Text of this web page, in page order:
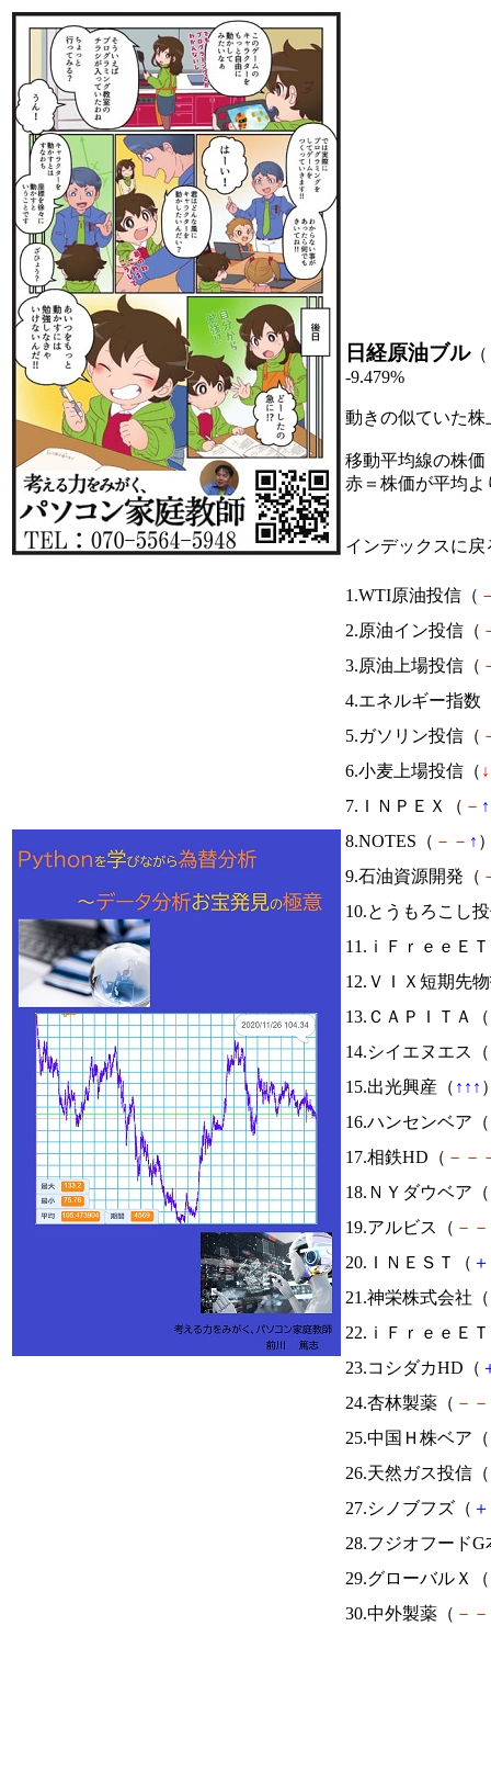
日経原油ブル（
-9.479%
動きの似ていた
移動平均線の株価
赤＝株価が平均
インデックスに戻
1.WTI原油投信（
2.原油イン投信（
3.原油上場投信（
4.エネルギー指数
5.ガソリン投信（
6.小麦上場投信（ ↓
7.ＩＮＰＥＸ（ － ↑
8.NOTES（ － － ↑
9.石油資源開発（
10.とうもろこし
11.ｉＦｒｅｅＥ
12.ＶＩＸ短期先
13.ＣＡＰＩＴＡ（
14.シイエヌエス（
15.出光興産（ ↑ ↑ ↑
16.ハンセンベア（
17.相鉄HD（ － －
18.ＮＹダウベア（
19.アルビス（ － －
20.ＩＮＥＳＴ（ ＋
21.神栄株式会社（
22.ｉＦｒｅｅＥ
23.コシダカHD（
24.杏林製薬（ － －
25.中国Ｈ株ベア（
26.天然ガス投信（
27.シノブフズ（ ＋
28.フジオフードG
29.グローバルＸ（
30.中外製薬（ － －